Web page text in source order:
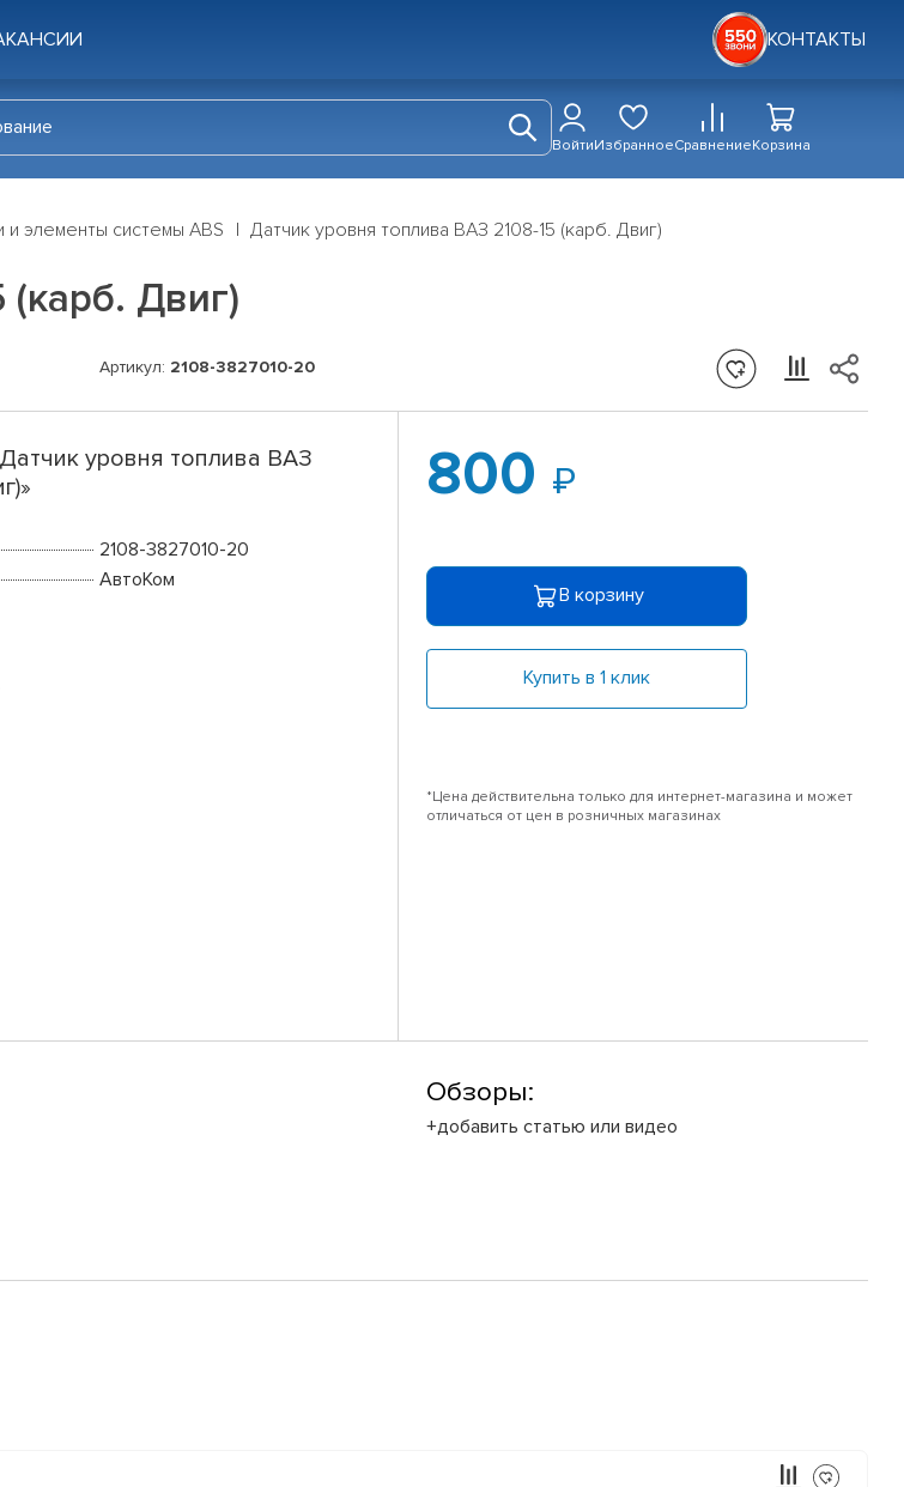
КОНТАКТЫ
ВойтиИзбранноеСравнениеКорзина
и элементы системы ABS Датчик уровня топлива ВАЗ 2108-15 (карб. Двиг)
(карб. Двиг)
Артикул: 2108-3827010-20
уровня топлива ВАЗ
2108-3827010-20
АвтоКом
800
В корзину
Купить в 1 клик
*Цена действительна только для интернет-магазина и может
отличаться от цен в розничных магазинах
Обзоры:
+добавить статью или видео